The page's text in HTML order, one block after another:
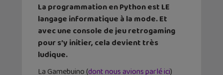
La programmation en Python est LE
langage informatique à la mode. Et
avec une console de jeu retrogaming
pour s’y initier, cela devient très
ludique.
La Gamebuino (dont nous avions parlé ici)